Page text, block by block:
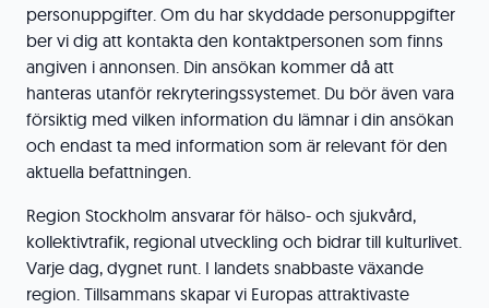
personuppgifter. Om du har skyddade personuppgifter
ber vi dig att kontakta den kontaktpersonen som finns
angiven i annonsen. Din ansökan kommer då att
hanteras utanför rekryteringssystemet. Du bör även vara
försiktig med vilken information du lämnar i din ansökan
och endast ta med information som är relevant för den
aktuella befattningen.
Region Stockholm ansvarar för hälso- och sjukvård,
kollektivtrafik, regional utveckling och bidrar till kulturlivet.
Varje dag, dygnet runt. I landets snabbaste växande
region. Tillsammans skapar vi Europas attraktivaste